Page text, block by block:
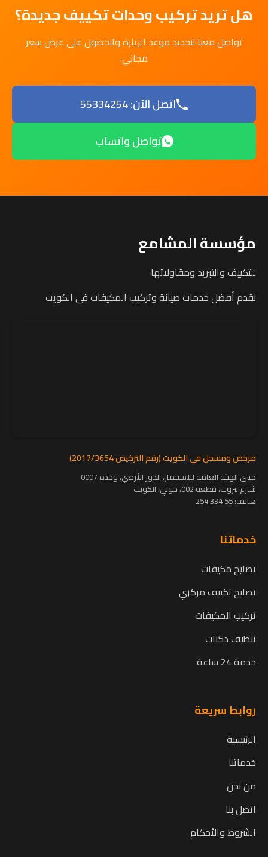
هل تريد تركيب وحدات تكييف جديدة؟
تواصل معنا لتحديد موعد الزيارة والحصول على عرض سعر
مجاني.
اتصل الآن: 55334254
تواصل واتساب
مؤسسة المشامع
للتكييف والتبريد ومقاولاتها
نقدم أفضل خدمات صيانة وتركيب المكيفات في الكويت
مرخص ومسجل في الكويت (رقم الترخيص 2017/3654)
مبنى الهيئة العامة للاستثمار، الدور الأرضي، وحدة 0007
شارع بيروت، قطعة 002، حولي، الكويت
هاتف:55 334 254
خدماتنا
تصليح مكيفات
تصليح تكييف مركزي
تركيب المكيفات
تنظيف دكتات
خدمة 24 ساعة
روابط سريعة
الرئيسية
خدماتنا
من نحن
اتصل بنا
الشروط والأحكام